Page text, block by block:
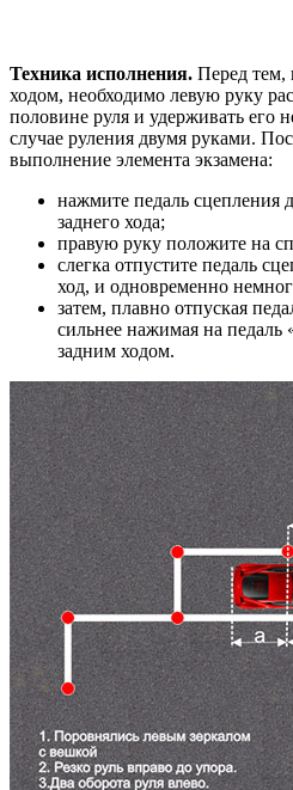
Техника исполнения. Перед тем,
ходом, необходимо левую руку
половине руля и удерживать его
случае руления двумя руками.
выполнение элемента экзамена:
нажмите педаль сцепления
заднего хода;
правую руку положите на
слегка отпустите педаль
ход, и одновременно
затем, плавно отпуская
сильнее нажимая на педаль
задним ходом.